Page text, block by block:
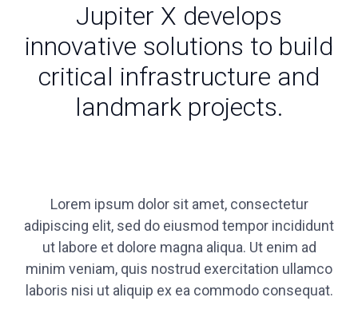
Jupiter X develops
innovative solutions to build
critical infrastructure and
landmark projects.
Lorem ipsum dolor sit amet, consectetur
adipiscing elit, sed do eiusmod tempor incididunt
ut labore et dolore magna aliqua. Ut enim ad
minim veniam, quis nostrud exercitation ullamco
laboris nisi ut aliquip ex ea commodo consequat.